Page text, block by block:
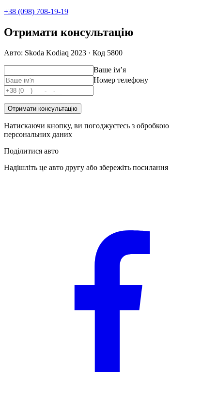
+38 (098) 708-19-19
Отримати консультацію
Авто: Skoda Kodiaq 2023 · Код 5800
Ваше імʼя
Номер телефону
Отримати консультацію
Натискаючи кнопку, ви погоджуєтесь з обробкою
персональних даних
Поділитися авто
Надішліть це авто другу або збережіть посилання